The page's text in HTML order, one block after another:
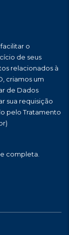
facilitar o
de seus
relacionados à
criamos um
de Dados
sua requisição
pelo Tratamento
completa.